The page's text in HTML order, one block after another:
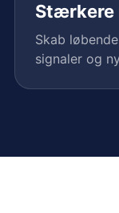
Stærkere
Skab
signaler og